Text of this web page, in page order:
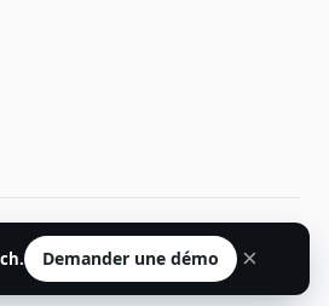
Demander une démo ×
CGUPlan du site